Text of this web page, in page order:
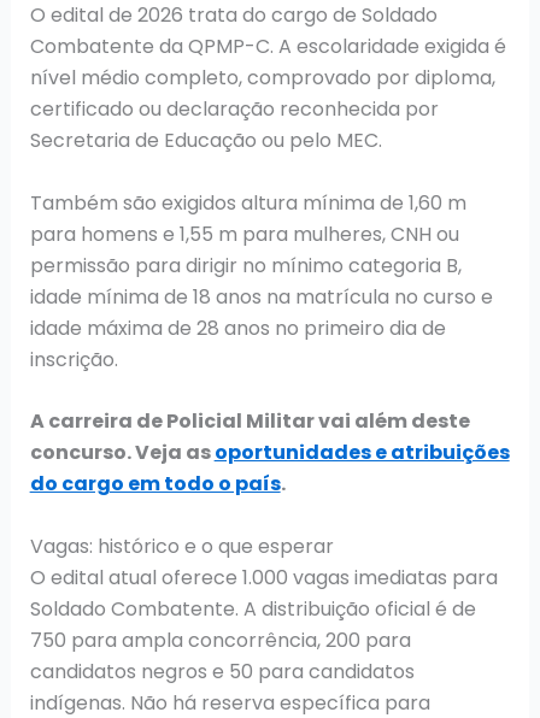
O edital de 2026 trata do cargo de Soldado
Combatente da QPMP-C. A escolaridade exigida é
nível médio completo, comprovado por diploma,
certificado ou declaração reconhecida por
Secretaria de Educação ou pelo MEC.
Também são exigidos altura mínima de 1,60 m
para homens e 1,55 m para mulheres, CNH ou
permissão para dirigir no mínimo categoria B,
idade mínima de 18 anos na matrícula no curso e
idade máxima de 28 anos no primeiro dia de
inscrição.
A carreira de Policial Militar vai além deste
concurso. Veja asoportunidades e atribuições
do cargo em todo o país.
Vagas: histórico e o que esperar
O edital atual oferece 1.000 vagas imediatas para
Soldado Combatente. A distribuição oficial é de
750 para ampla concorrência, 200 para
candidatos negros e 50 para candidatos
indígenas. Não há reserva específica para